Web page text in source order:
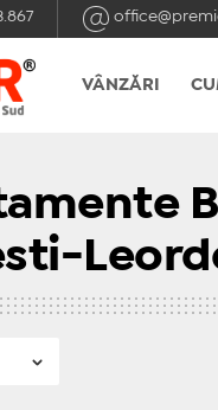
VÂNZĂRI